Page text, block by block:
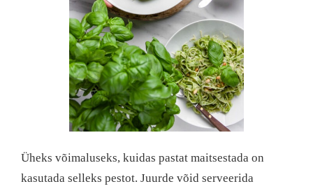
Üheks võimaluseks, kuidas pastat maitsestada on
kasutada selleks pestot. Juurde võid serveerida